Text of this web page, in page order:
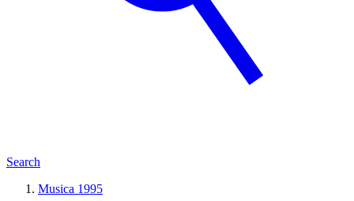
Search
Musica 1995